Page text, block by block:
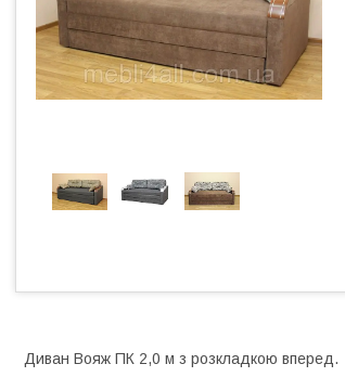
Диван Вояж ПК 2,0 м з розкладкою вперед.